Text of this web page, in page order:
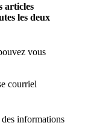
articles
les deux
vous
courriel
des informations